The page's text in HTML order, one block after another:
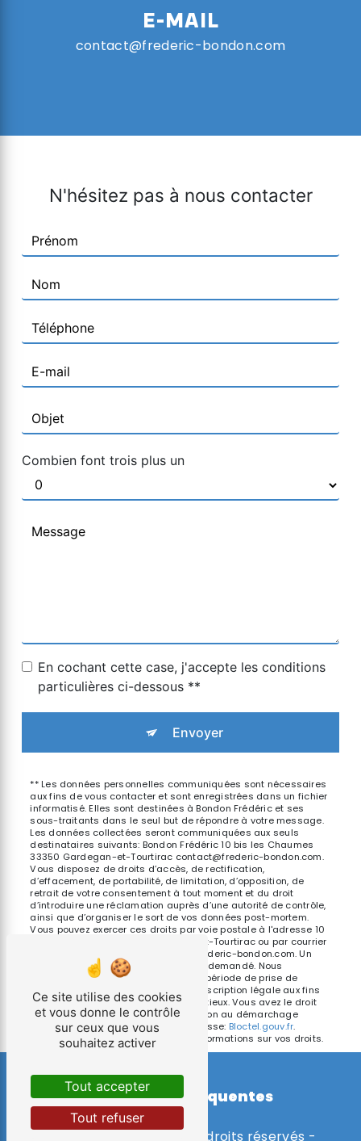
E-MAIL
contact@frederic-bondon.com
N'hésitez pas à nous contacter
Combien font trois plus un
En cochant cette case, j'accepte les conditions
particulières ci-dessous **
Envoyer
** Les données personnelles communiquées sont nécessaires
aux fins de vous contacter et sont enregistrées dans un fichier
informatisé. Elles sont destinées à Bondon Frédéric et ses
sous-traitants dans le seul but de répondre à votre message.
Les données collectées seront communiquées aux seuls
destinataires suivants: Bondon Frédéric 10 bis les Chaumes
33350 Gardegan-et-Tourtirac contact@frederic-bondon.com.
Vous disposez de droits d’accès, de rectification,
d’effacement, de portabilité, de limitation, d’opposition, de
retrait de votre consentement à tout moment et du droit
d’introduire une réclamation auprès d’une autorité de contrôle,
ainsi que d’organiser le sort de vos données post-mortem.
Vous pouvez exercer ces droits par voie postale à l'adresse 10
bis les Chaumes 33350 Gardegan-et-Tourtirac ou par courrier
électronique à l'adresse contact@frederic-bondon.com. Un
justificatif d'identité pourra vous être demandé. Nous
conservons vos données pendant la période de prise de
contact puis pendant la durée de prescription légale aux fins
probatoires et de gestion des contentieux. Vous avez le droit
de vous inscrire sur la liste d'opposition au démarchage
téléphonique, disponible à cette adresse: Bloctel.gouv.fr.
Consultez le site cnil.fr pour plus d’informations sur vos droits.
Recherches fréquentes
- 2026 - Tous droits réservés -
Ce site utilise des cookies
et vous donne le contrôle
sur ceux que vous
souhaitez activer
Tout accepter
Tout refuser